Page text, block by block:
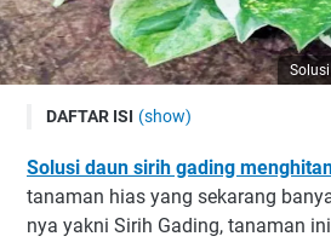
DAFTAR ISI (show)
1. Proses Pemupukan Yang
2. Siram Air Secukupnya
Solusi daun sirih gading
tanaman hias yang sekarang
nya yakni Sirih Gading, tanaman